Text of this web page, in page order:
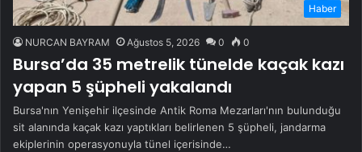
Haber
NURCAN BAYRAM Ağustos 5, 2026 0 0
Bursa’da 35 metrelik tünelde kaçak kazı
yapan 5 şüpheli yakalandı
Bursa'nın Yenişehir ilçesinde Antik Roma Mezarları'nın bulunduğu
sit alanında kaçak kazı yaptıkları belirlenen 5 şüpheli, jandarma
ekiplerinin operasyonuyla tünel içerisinde…